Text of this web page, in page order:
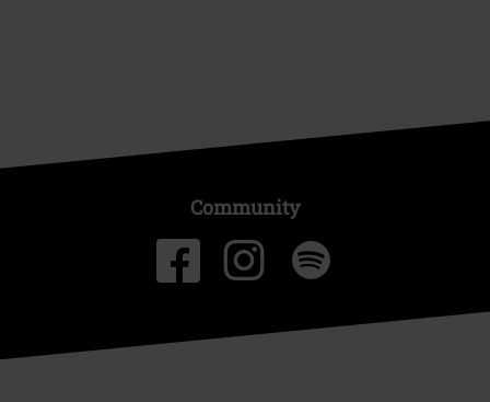
Community